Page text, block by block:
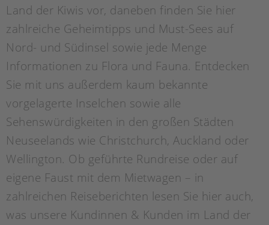
Land der Kiwis vor, daneben finden Sie hier
zahlreiche Geheimtipps und Must-Sees auf
Nord- und Südinsel sowie jede Menge
Informationen zu Flora und Fauna. Entdecken
Sie mit uns außerdem kaum bekannte
vorgelagerte Inselchen sowie alle
Sehenswürdigkeiten in den großen Städten
Neuseelands wie Christchurch, Auckland oder
Wellington. Ob geführte Rundreise oder auf
eigene Faust mit dem Mietwagen – in
zahlreichen Reiseberichten lesen Sie hier auch,
was unsere Kundinnen & Kunden im Land der